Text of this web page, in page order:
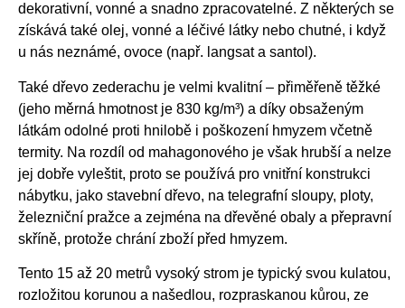
dekorativní, vonné a snadno zpracovatelné. Z některých se
získává také olej, vonné a léčivé látky nebo chutné, i když
u nás neznámé, ovoce (např. langsat a santol).
Také dřevo zederachu je velmi kvalitní – přiměřeně těžké
(jeho měrná hmotnost je 830 kg/m³) a díky obsaženým
látkám odolné proti hnilobě i poškození hmyzem včetně
termity. Na rozdíl od mahagonového je však hrubší a nelze
jej dobře vyleštit, proto se používá pro vnitřní konstrukci
nábytku, jako stavební dřevo, na telegrafní sloupy, ploty,
železniční pražce a zejména na dřevěné obaly a přepravní
skříně, protože chrání zboží před hmyzem.
Tento 15 až 20 metrů vysoký strom je typický svou kulatou,
rozložitou korunou a našedlou, rozpraskanou kůrou, ze